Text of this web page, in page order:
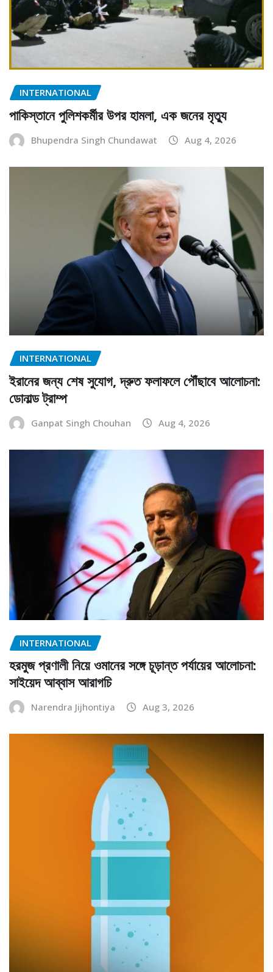
INTERNATIONAL
পাকিস্তানে পুলিশকর্মীর উপর হামলা, এক জনের মৃত্যু
Bhupendra Singh Chundawat Aug 4, 2026
INTERNATIONAL
ইরানের জন্য শেষ সুযোগ, দ্রুত ফলাফলে পৌঁছাবে আলোচনা:
ডোনাল্ড ট্রাম্প
Ganpat Singh Chouhan Aug 4, 2026
INTERNATIONAL
হরমুজ প্রণালী নিয়ে ওমানের সঙ্গে চূড়ান্ত পর্যায়ের আলোচনা:
সাইয়েদ আব্বাস আরাগচি
Narendra Jijhontiya Aug 3, 2026